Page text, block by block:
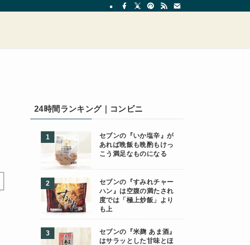
24時間ランキング｜コンビニ
セブンの『いか塩辛』が
あれば晩飯も晩酌もけっ
こう満足なものになる
セブンの『すみれチャー
ハン』は空腹の満たされ
度では「極上炒飯」より
も上
セブンの『米麹 あま酒』
はサラッとした甘味とほ